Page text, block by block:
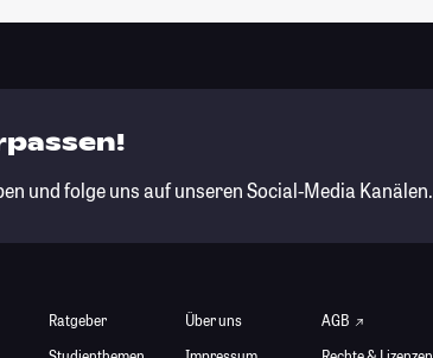
und folge uns auf unseren Social-Media Kanälen.
Ratgeber
Über uns
AGB